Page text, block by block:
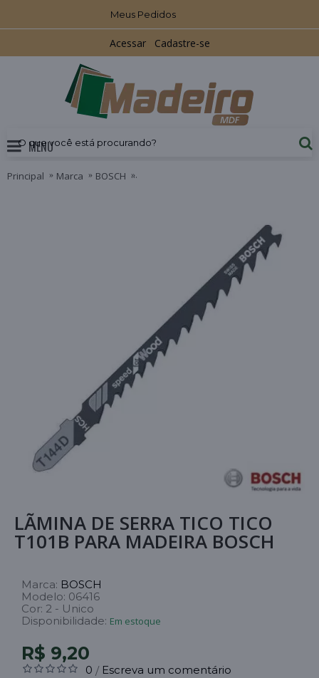
Meus Pedidos
Acessar Cadastre-se
MENU
Principal Marca BOSCH
LÃMINA DE SERRA TICO TICO
T101B PARA MADEIRA BOSCH
Marca: BOSCH
Modelo: 06416
Cor: 2 - Unico
Disponibilidade: Em estoque
R$ 9,20
0 / Escreva um comentário